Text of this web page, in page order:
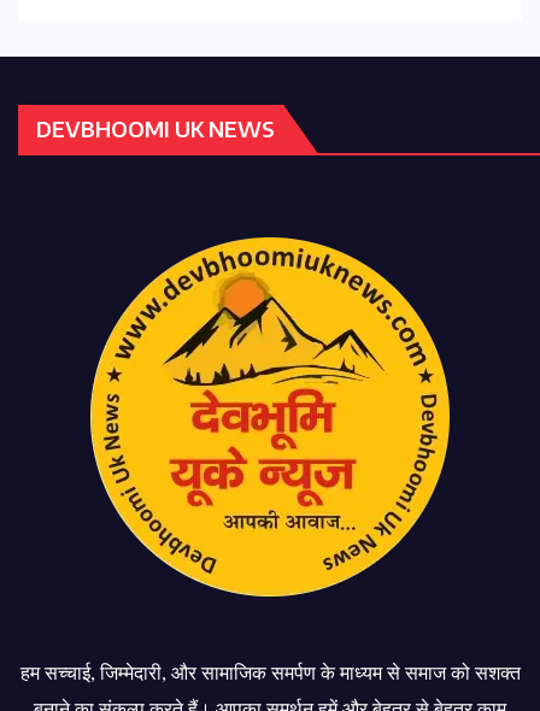
DEVBHOOMI UK NEWS
हम सच्चाई, जिम्मेदारी, और सामाजिक समर्पण के माध्यम से समाज को सशक्त